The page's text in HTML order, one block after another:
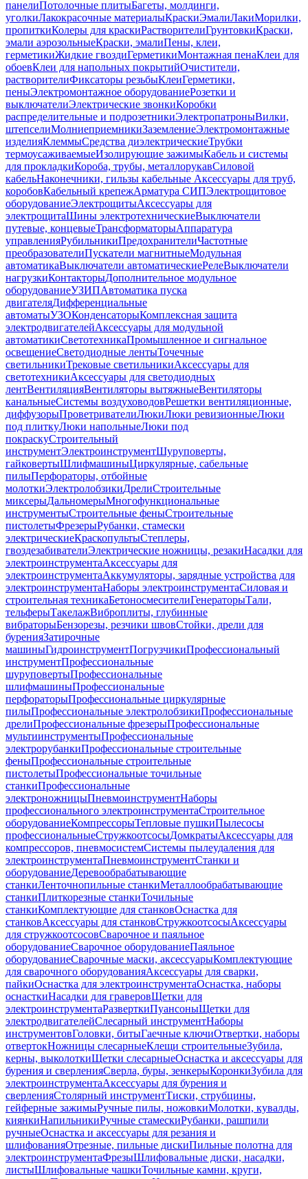
панелиПотолочные плитыБагеты, молдинги,
уголкиЛакокрасочные материалыКраскиЭмалиЛакиМорилки,
пропиткиКолеры для краскиРастворителиГрунтовкиКраски,
эмали аэрозольныеКраски, эмалиПены, клеи,
герметикиЖидкие гвоздиГерметикиМонтажная пенаКлеи для
обоевКлеи для напольных покрытийОчистители,
растворителиФиксаторы резьбыКлеиГерметики,
пеныЭлектромонтажное оборудованиеРозетки и
выключателиЭлектрические звонкиКоробки
распределительные и подрозетникиЭлектропатроныВилки,
штепселиМолниеприемникиЗаземлениеЭлектромонтажные
изделияКлеммыСредства диэлектрическиеТрубки
термоусаживаемыеИзолирующие зажимыКабель и системы
для прокладкиКороба, трубы, металлорукавСиловой
кабельНаконечники, гильзы кабельные Аксессуары для труб,
коробовКабельный крепежАрматура СИПЭлектрощитовое
оборудованиеЭлектрощитыАксессуары для
электрощитаШины электротехническиеВыключатели
путевые, концевыеТрансформаторыАппаратура
управленияРубильникиПредохранителиЧастотные
преобразователиПускатели магнитныеМодульная
автоматикаВыключатели автоматическиеРелеВыключатели
нагрузкиКонтакторыДополнительное модульное
оборудованиеУЗИПАвтоматика пуска
двигателяДифференциальные
автоматыУЗОКонденсаторыКомплексная защита
электродвигателейАксессуары для модульной
автоматикиСветотехникаПромышленное и сигнальное
освещениеСветодиодные лентыТочечные
светильникиТрековые светильникиАксессуары для
светотехникиАксессуары для светодиодных
лентВентиляцияВентиляторы вытяжныеВентиляторы
канальныеСистемы воздуховодовРешетки вентиляционные,
диффузорыПроветривателиЛюкиЛюки ревизионныеЛюки
под плиткуЛюки напольныеЛюки под
покраскуСтроительный
инструментЭлектроинструментШуруповерты,
гайковертыШлифмашиныЦиркулярные, сабельные
пилыПерфораторы, отбойные
молоткиЭлектролобзикиДрелиСтроительные
миксерыДальномерыМногофункциональные
инструментыСтроительные феныСтроительные
пистолетыФрезерыРубанки, стамески
электрическиеКраскопультыСтеплеры,
гвоздезабивателиЭлектрические ножницы, резакиНасадки для
электроинструментаАксессуары для
электроинструментаАккумуляторы, зарядные устройства для
электроинструментаНаборы электроинструментаСиловая и
строительная техникаБетоносмесителиГенераторыТали,
тельферыТакелажВиброплиты, глубинные
вибраторыБензорезы, резчики швовСтойки, дрели для
буренияЗатирочные
машиныГидроинструментПогрузчикиПрофессиональный
инструментПрофессиональные
шуруповертыПрофессиональные
шлифмашиныПрофессиональные
перфораторыПрофессиональные циркулярные
пилыПрофессиональные электролобзикиПрофессиональные
дрелиПрофессиональные фрезерыПрофессиональные
мультиинструментыПрофессиональные
электрорубанкиПрофессиональные строительные
феныПрофессиональные строительные
пистолетыПрофессиональные точильные
станкиПрофессиональные
электроножницыПневмоинструментНаборы
профессионального электроинструментаСтроительное
оборудованиеКомпрессорыТепловые пушкиПылесосы
профессиональныеСтружкоотсосыДомкратыАксессуары для
компрессоров, пневмосистемСистемы пылеудаления для
электроинструментаПневмоинструментСтанки и
оборудованиеДеревообрабатывающие
станкиЛенточнопильные станкиМеталлообрабатывающие
станкиПлиткорезные станкиТочильные
станкиКомплектующие для станковОснастка для
станковАксессуары для станковСтружкоотсосыАксессуары
для стружкоотсосовСварочное и паяльное
оборудованиеСварочное оборудованиеПаяльное
оборудованиеСварочные маски, аксессуарыКомплектующие
для сварочного оборудованияАксессуары для сварки,
пайкиОснастка для электроинструментаОснастка, наборы
оснасткиНасадки для граверовЩетки для
электроинструментаРазверткиПуансоныЩетки для
электродвигателейСлесарный инструментНаборы
инструментовГоловки, битыГаечные ключиОтвертки, наборы
отвертокНожницы слесарныеКлещи строительныеЗубила,
керны, выколоткиЩетки слесарныеОснастка и аксессуары для
бурения и сверленияСверла, буры, зенкерыКоронкиЗубила для
электроинструментаАксессуары для бурения и
сверленияСтолярный инструментТиски, струбцины,
гейферные зажимыРучные пилы, ножовкиМолотки, кувалды,
киянкиНапильникиРучные стамескиРубанки, рашпили
ручныеОснастка и аксессуары для резания и
шлифованияОтрезные, пильные дискиПильные полотна для
электроинструментаФрезыШлифовальные диски, насадки,
листыШлифовальные чашкиТочильные камни, круги,